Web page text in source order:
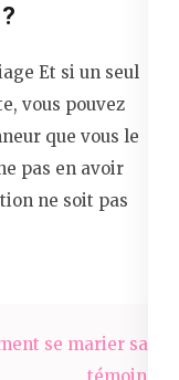
Et si un seul
vous pouvez
que vous le
pas en avoir
ne soit pas
se marier sans